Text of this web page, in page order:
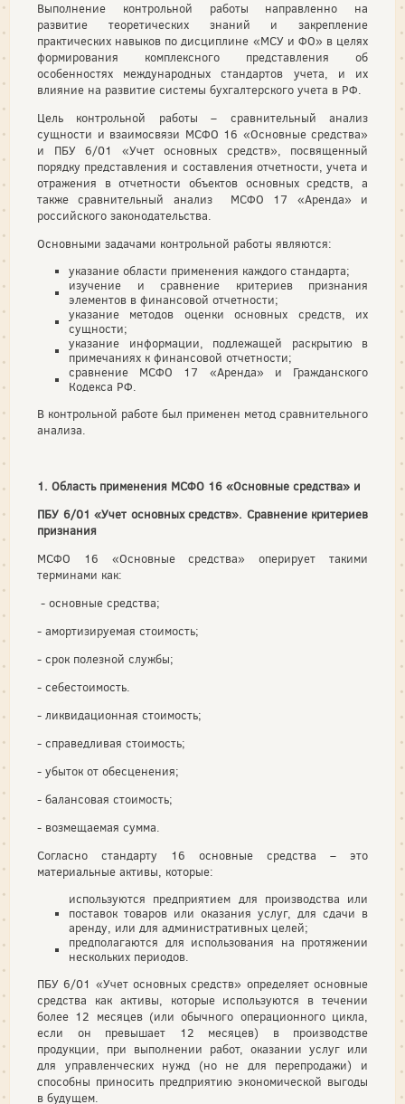
Выполнение контрольной работы направленно на
развитие теоретических знаний и закрепление
практических навыков по дисциплине «МСУ и ФО» в целях
формирования комплексного представления об
особенностях международных стандартов учета, и их
влияние на развитие системы бухгалтерского учета в РФ.
Цель контрольной работы – сравнительный анализ
сущности и взаимосвязи МСФО 16 «Основные средства»
и ПБУ 6/01 «Учет основных средств», посвященный
порядку представления и составления отчетности, учета и
отражения в отчетности объектов основных средств, а
также сравнительный анализ МСФО 17 «Аренда» и
российского законодательства.
Основными задачами контрольной работы являются:
указание области применения каждого стандарта;
изучение и сравнение критериев признания
элементов в финансовой отчетности;
указание методов оценки основных средств, их
сущности;
указание информации, подлежащей раскрытию в
примечаниях к финансовой отчетности;
сравнение МСФО 17 «Аренда» и Гражданского
Кодекса РФ.
В контрольной работе был применен метод сравнительного
анализа.
1. Область применения МСФО 16 «Основные средства» и
ПБУ 6/01 «Учет основных средств». Сравнение критериев
признания
МСФО 16 «Основные средства» оперирует такими
терминами как:
- основные средства;
- амортизируемая стоимость;
- срок полезной службы;
- себестоимость.
- ликвидационная стоимость;
- справедливая стоимость;
- убыток от обесценения;
- балансовая стоимость;
- возмещаемая сумма.
Согласно стандарту 16 основные средства – это
материальные активы, которые:
используются предприятием для производства или
поставок товаров или оказания услуг, для сдачи в
аренду, или для административных целей;
предполагаются для использования на протяжении
нескольких периодов.
ПБУ 6/01 «Учет основных средств» определяет основные
средства как активы, которые используются в течении
более 12 месяцев (или обычного операционного цикла,
если он превышает 12 месяцев) в производстве
продукции, при выполнении работ, оказании услуг или
для управленческих нужд (но не для перепродажи) и
способны приносить предприятию экономической выгоды
в будущем.